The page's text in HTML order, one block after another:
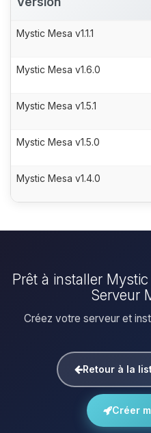
Mystic Mesa v1.1.1
Mystic Mesa v1.6.0
Mystic Mesa v1.5.1
Mystic Mesa v1.5.0
Mystic Mesa v1.4.0
Prêt à installer
Serveur
Créez votre serveur et
Retour à la
Créer